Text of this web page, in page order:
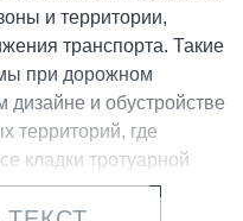
и территории,
транспорта. Такие
при дорожном
и обустройстве
территорий, где
кладки тротуарной
дорожек,
зон.